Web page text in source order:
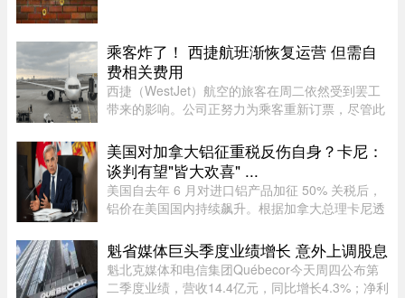
到持枪犯罪可能面临严厉刑罚， ...
乘客炸了！ 西捷航班渐恢复运营 但需自
费相关费用
西捷（WestJet）航空的旅客在周二依然受到罢工
带来的影响。公司正努力为乘客重新订票，尽管此
一，WestJet 与工会达成临时协议，航班已恢复运
营。但公司在周二发邮件表 ...
美国对加拿大铝征重税反伤自身？卡尼：
谈判有望"皆大欢喜" ...
美国自去年 6 月对进口铝产品加征 50% 关税后，
铝价在美国国内持续飙升。根据加拿大总理卡尼透
物价指数上涨了 52%。卡尼在魁省一处 Rio Tinto
铝厂外对媒体表示："虽 ...
魁省媒体巨头季度业绩增长 意外上调股息
魁北克媒体和电信集团Québecor今天周四公布第
二季度业绩，营收14.4亿元，同比增长4.3%；净利